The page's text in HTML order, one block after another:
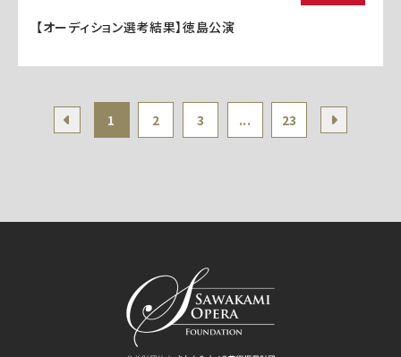
【オーディション選考結果】徳島公演
1 2 3 ... 23